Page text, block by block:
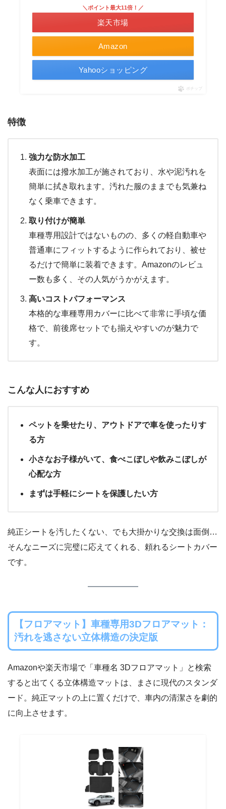
Amazon
＼ポイント最大11倍！／
楽天市場
Yahooショッピング
ポチップ
特徴
強力な防水加工
表面には撥水加工が施されており、水や泥汚れを
簡単に拭き取れます。汚れた服のままでも気兼ね
なく乗車できます。
取り付けが簡単
車種専用設計ではないものの、多くの軽自動車や
普通車にフィットするように作られており、被せ
るだけで簡単に装着できます。Amazonのレビュ
ー数も多く、その人気がうかがえます。
高いコストパフォーマンス
本格的な車種専用カバーに比べて非常に手頃な価
格で、前後席セットでも揃えやすいのが魅力で
す。
こんな人におすすめ
ペットを乗せたり、アウトドアで車を使ったりす
る方
小さなお子様がいて、食べこぼしや飲みこぼしが
心配な方
まずは手軽にシートを保護したい方
純正シートを汚したくない、でも大掛かりな交換は面倒…
そんなニーズに完璧に応えてくれる、頼れるシートカバー
です。
【フロアマット】車種専用3Dフロアマット：
汚れを逃さない立体構造の決定版
Amazonや楽天市場で「車種名 3Dフロアマット」と検索
すると出てくる立体構造マットは、まさに現代のスタンダ
ード。純正マットの上に置くだけで、車内の清潔さを劇的
に向上させます。